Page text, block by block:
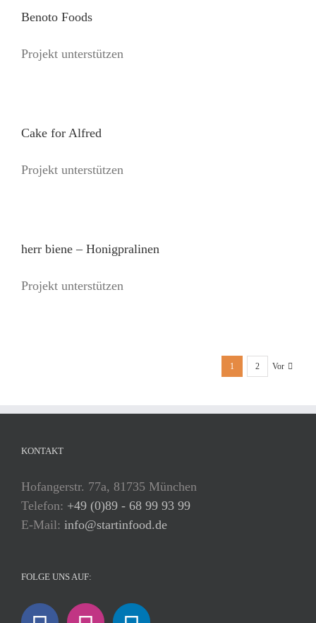
Benoto Foods
Projekt unterstützen
Cake for Alfred
Projekt unterstützen
herr biene – Honigpralinen
Projekt unterstützen
1 2 Vor
KONTAKT
Hofangerstr. 77a, 81735 München
Telefon: +49 (0)89 - 68 99 93 99
E-Mail: info@startinfood.de
FOLGE UNS AUF: